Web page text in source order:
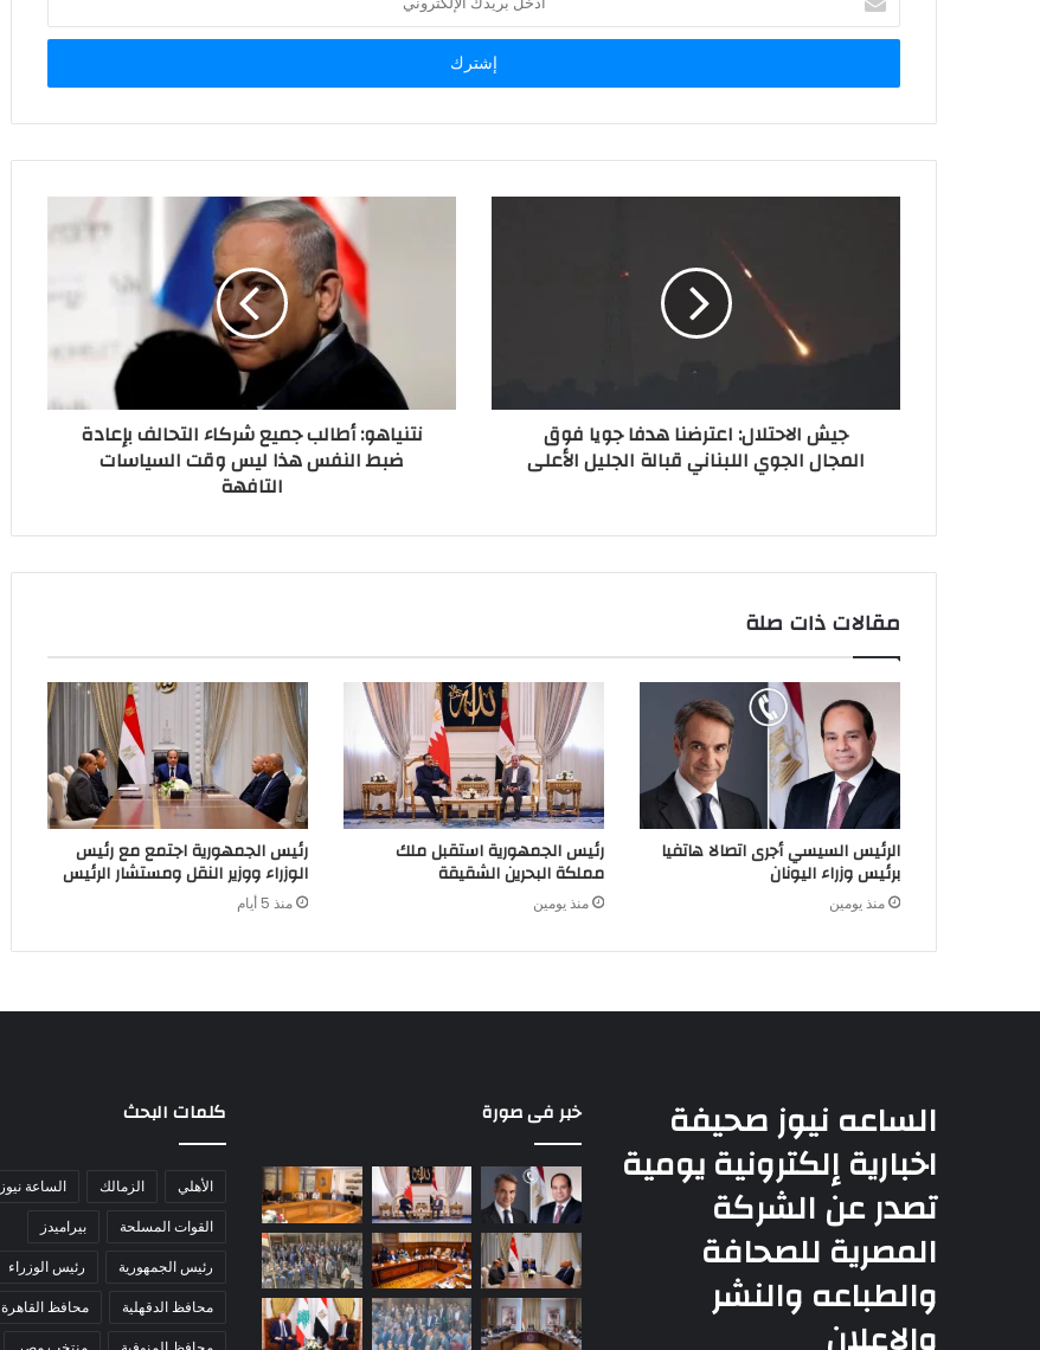
بريدك
الإلكتروني
جيش الاحتلال: اعترضنا هدفا جويا فوق
المجال الجوي اللبناني قبالة الجليل الأعلى
نتنياهو: أطالب جميع شركاء التحالف بإعادة
ضبط النفس هذا ليس وقت السياسات
التافهة
مقالات ذات صلة
الرئيس السيسي أجرى اتصالا هاتفيا
برئيس وزراء اليونان
منذ يومين
رئيس الجمهورية استقبل ملك
مملكة البحرين الشقيقة
منذ يومين
رئيس الجمهورية اجتمع مع رئيس
الوزراء ووزير النقل ومستشار الرئيس
منذ 5 أيام
الساعه نيوز صحيفة
اخبارية إلكترونية يومية
تصدر عن الشركة
المصرية للصحافة
والطباعه والنشر
خبر فى صورة كلمات البحث
الأهلي الزمالك
الساعة نيوز
القوات المسلحة
بيراميدز
رئيس الجمهورية
رئيس الوزراء
محافظ الدقهلية
محافظ القاهرة